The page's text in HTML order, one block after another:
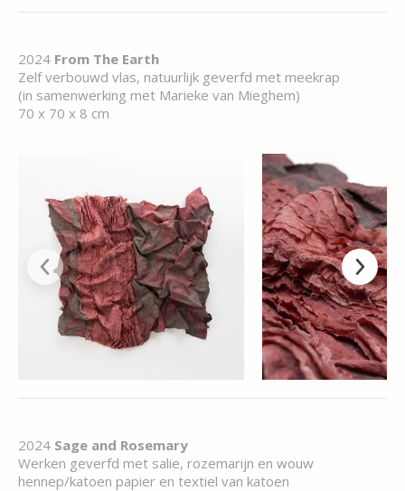
2024 From The Earth
Zelf verbouwd vlas, natuurlijk geverfd met meekrap
(in samenwerking met Marieke van Mieghem)
70 x 70 x 8 cm
2024 Sage and Rosemary
Werken geverfd met salie, rozemarijn en wouw
hennep/katoen papier en textiel van katoen